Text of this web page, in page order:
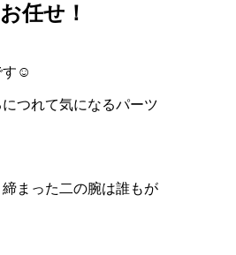
任せ！
す☺️
つれて気になるパーツ
まった二の腕は誰もが